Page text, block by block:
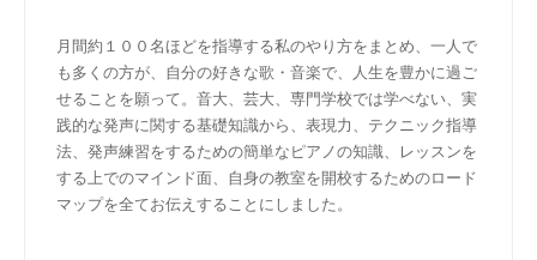
月間約１００名ほどを指導する私のやり方をまとめ、一人で
も多くの方が、自分の好きな歌・音楽で、人生を豊かに過ご
せることを願って。音大、芸大、専門学校では学べない、実
践的な発声に関する基礎知識から、表現力、テクニック指導
法、発声練習をするための簡単なピアノの知識、レッスンを
する上でのマインド面、自身の教室を開校するためのロード
マップを全てお伝えすることにしました。